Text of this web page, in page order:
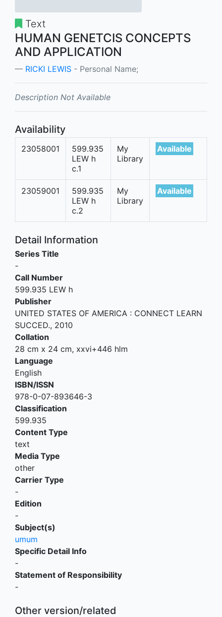
Text
HUMAN GENETCIS CONCEPTS
AND APPLICATION
RICKI LEWIS - Personal Name;
Description Not Available
Availability
23058001
599.935
LEW h
c.1
My
Library
Available
23059001
599.935
LEW h
c.2
My
Library
Available
Detail Information
Series Title
-
Call Number
599.935 LEW h
Publisher
UNITED STATES OF AMERICA : CONNECT LEARN
SUCCED., 2010
Collation
28 cm x 24 cm, xxvi+446 hlm
Language
English
ISBN/ISSN
978-0-07-893646-3
Classification
599.935
Content Type
text
Media Type
other
Carrier Type
-
Edition
-
Subject(s)
umum
Specific Detail Info
-
Statement of Responsibility
-
Other version/related